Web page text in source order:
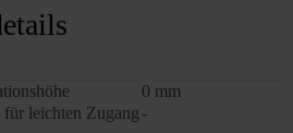
0 mm
leichten Zugang -